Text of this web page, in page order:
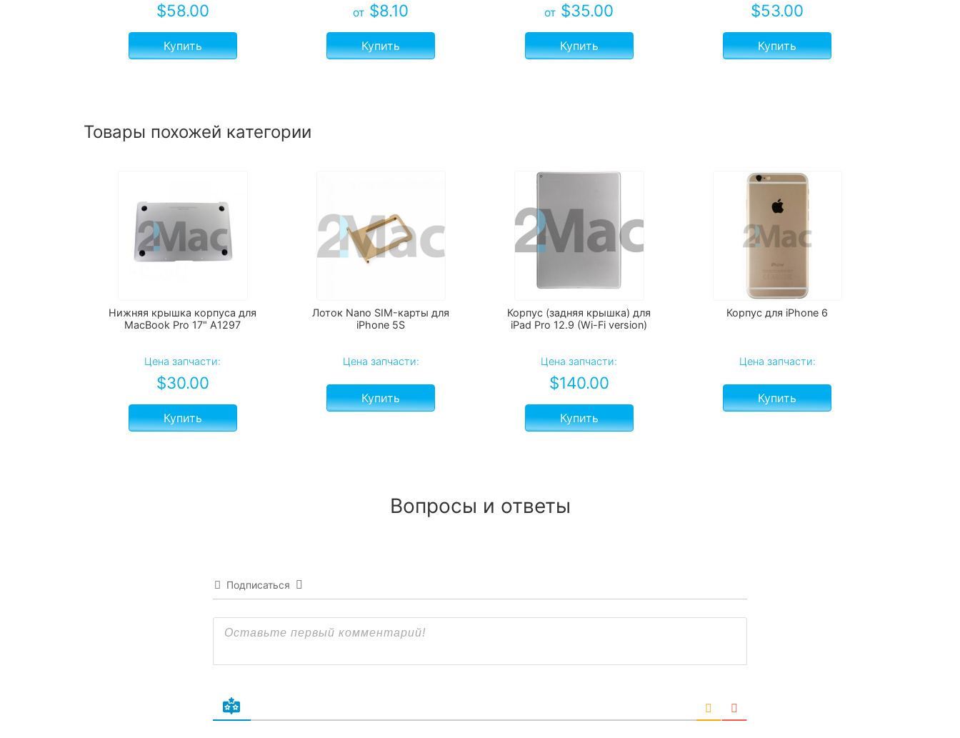
$58.00
Купить
от $8.10
Купить
от $35.00
Купить
$53.00
Купить
Товары похожей категории
Нижняя крышка корпуса для
MacBook Pro 17" A1297
Цена запчасти:
$30.00
Купить
Лоток Nano SIM-карты для
iPhone 5S
Цена запчасти:
Купить
Корпус (задняя крышка) для
iPad Pro 12.9 (Wi-Fi version)
Цена запчасти:
$140.00
Купить
Корпус для iPhone 6
Цена запчасти:
Купить
Вопросы и ответы
Подписаться